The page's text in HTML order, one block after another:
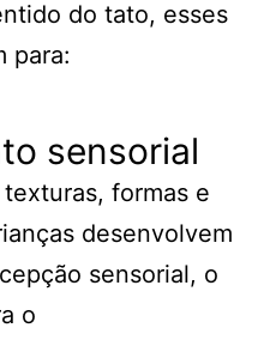
do tato, esses
para:
sensorial
formas e
desenvolvem
sensorial, o
o